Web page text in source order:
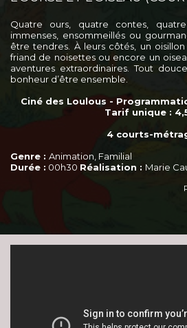
Quatre ours, quatre contes,
immenses, ensommeillés ou
être tendres. À leurs côtés, un
friand de noisettes ou encore un
aventures extraordinaires. Tout
bonheur d’être ensemble.
Ciné des Loulous -
Tarif unique :
4 courts-
Genre : Animation, Familial
Durée : 00h30 Réalisation : Marie